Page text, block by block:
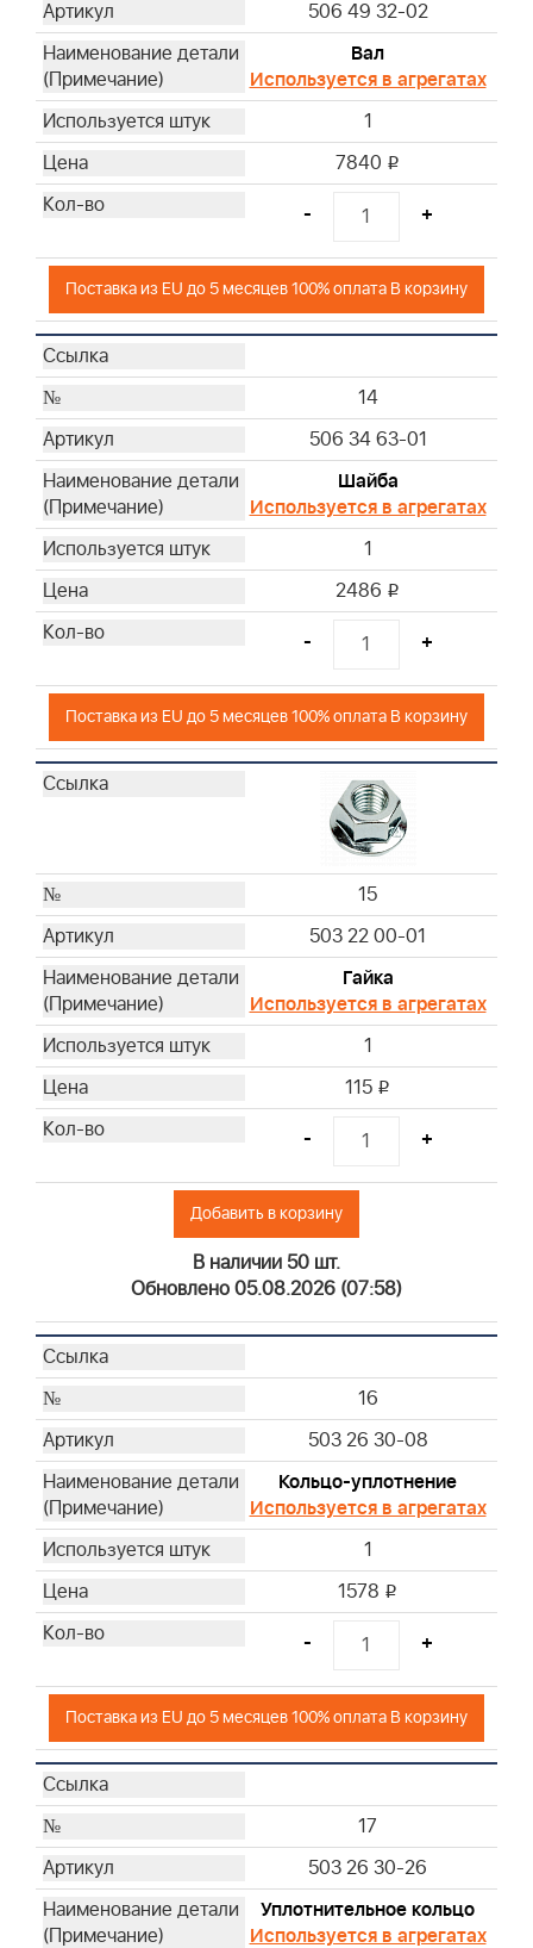
506 49 32-02
Вал
Используется в агрегатах
1
7840 i
- +
Поставка из EU до 5 месяцев 100% оплата В корзину
14
506 34 63-01
Шайба
Используется в агрегатах
1
2486 i
- +
Поставка из EU до 5 месяцев 100% оплата В корзину
15
503 22 00-01
Гайка
Используется в агрегатах
1
115 i
- +
Добавить в корзину
В наличии 50 шт.
Обновлено 05.08.2026 (07:58)
16
503 26 30-08
Кольцо-уплотнение
Используется в агрегатах
1
1578 i
- +
Поставка из EU до 5 месяцев 100% оплата В корзину
17
503 26 30-26
Уплотнительное кольцо
Используется в агрегатах